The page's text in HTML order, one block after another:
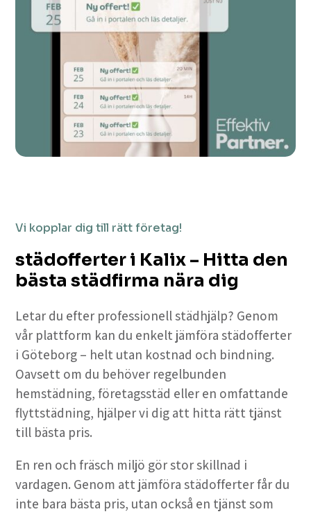
Vi kopplar dig till rätt företag!
städofferter i Kalix – Hitta den
bästa städfirma nära dig
Letar du efter professionell städhjälp? Genom
vår plattform kan du enkelt jämföra städofferter
i Göteborg – helt utan kostnad och bindning.
Oavsett om du behöver regelbunden
hemstädning, företagsstäd eller en omfattande
flyttstädning, hjälper vi dig att hitta rätt tjänst
till bästa pris.
En ren och fräsch miljö gör stor skillnad i
vardagen. Genom att jämföra städofferter får du
inte bara bästa pris, utan också en tjänst som